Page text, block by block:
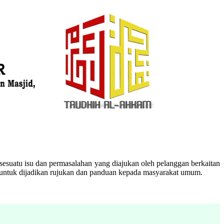
isu dan permasalahan yang diajukan oleh pelanggan berkaitan
dijadikan rujukan dan panduan kepada masyarakat umum.